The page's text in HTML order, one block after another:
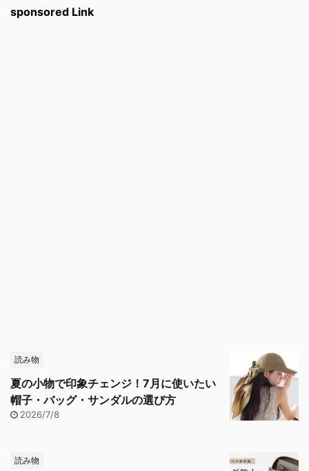
sponsored Link
読み物
夏の小物で印象チェンジ！7月に使いたい
帽子・バッグ・サンダルの選び方
2026/7/8
読み物